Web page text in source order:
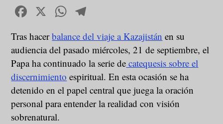
Facebook
X WhatsApp
Tras hacerbalance del viaje a Kazajistán en su
audiencia del pasado miércoles, 21 de septiembre, el
Papa ha continuado la serie de catequesis sobre el
discernimiento espiritual. En esta ocasión se ha
detenido en el papel central que juega la oración
personal para entender la realidad con visión
sobrenatural.